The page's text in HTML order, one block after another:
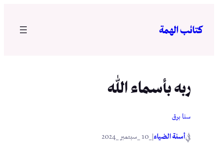
المحتوى
كتائب الهمة
ربه بأسماء الله
سنا برق
فيأسنة الضياء